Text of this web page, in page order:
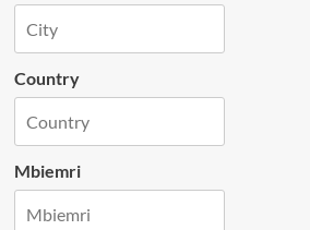
Country
Mbiemri